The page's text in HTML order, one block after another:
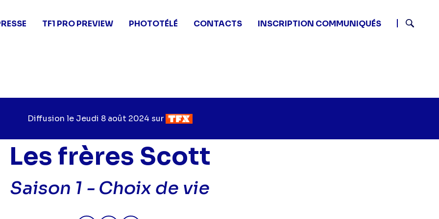
TF1 PRO PREVIEW PHOTOTÉLÉ CONTACTS
INSCRIPTION COMMUNIQUÉS
Diffusion le Jour
diffusion
Jeudi 8 août 2024 sur Chaîne
diffusion
Les frères Scott
Saison 1 - Choix de vie